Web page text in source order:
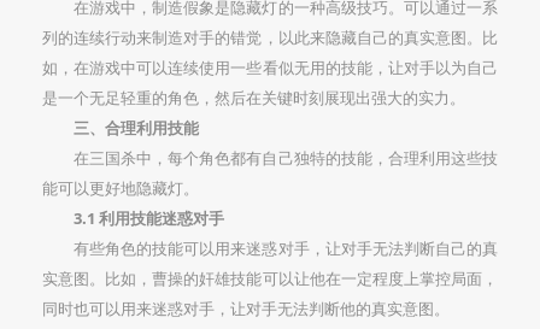
在游戏中，制造假象是隐藏灯的一种高级技巧。可以通过一系
列的连续行动来制造对手的错觉，以此来隐藏自己的真实意图。比
如，在游戏中可以连续使用一些看似无用的技能，让对手以为自己
是一个无足轻重的角色，然后在关键时刻展现出强大的实力。
三、合理利用技能
在三国杀中，每个角色都有自己独特的技能，合理利用这些技
能可以更好地隐藏灯。
3.1 利用技能迷惑对手
有些角色的技能可以用来迷惑对手，让对手无法判断自己的真
实意图。比如，曹操的奸雄技能可以让他在一定程度上掌控局面，
同时也可以用来迷惑对手，让对手无法判断他的真实意图。